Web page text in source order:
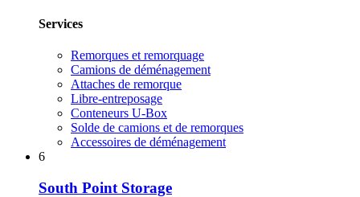
Services
Remorques et remorquage
Camions de déménagement
Attaches de remorque
Libre-entreposage
Conteneurs U-Box
Solde de camions et de remorques
Accessoires de déménagement
6
South Point Storage